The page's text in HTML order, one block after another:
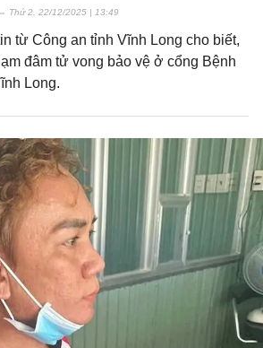
Thứ 2, 22/12/2025 | 13:49
từ Công an tỉnh Vĩnh Long cho biết,
đâm tử vong bảo vệ ở cổng Bệnh
Long.